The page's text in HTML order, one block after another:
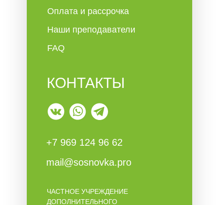
КОНТАКТЫ
+7 969 124 96 62
mail@sosnovka.pro
ЧАСТНОЕ УЧРЕЖДЕНИЕ
ДОПОЛНИТЕЛЬНОГО
Оплата и рассрочка
Наши преподаватели
FAQ